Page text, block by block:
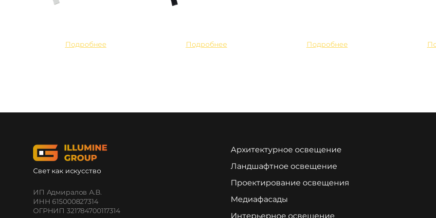
Подробнее Подробнее Подробнее
Свет как искусство
ИП Адмиралов А.В.
ИНН 615000827314
ОГРНИП 321784700117314
Архитектурное освещение
Ландшафтное освещение
Проектирование освещения
Медиафасады
Интерьерное освещение